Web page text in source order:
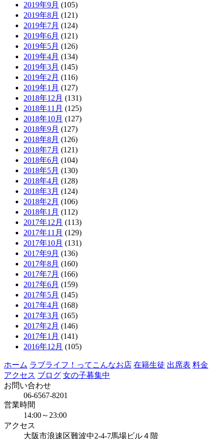
2019年9月 (105)
2019年8月 (121)
2019年7月 (124)
2019年6月 (121)
2019年5月 (126)
2019年4月 (134)
2019年3月 (145)
2019年2月 (116)
2019年1月 (127)
2018年12月 (131)
2018年11月 (125)
2018年10月 (127)
2018年9月 (127)
2018年8月 (126)
2018年7月 (121)
2018年6月 (104)
2018年5月 (130)
2018年4月 (128)
2018年3月 (124)
2018年2月 (106)
2018年1月 (112)
2017年12月 (113)
2017年11月 (129)
2017年10月 (131)
2017年9月 (136)
2017年8月 (160)
2017年7月 (166)
2017年6月 (159)
2017年5月 (145)
2017年4月 (168)
2017年3月 (165)
2017年2月 (146)
2017年1月 (141)
2016年12月 (105)
ホーム ラブライフ！ってこんなお店 在籍生徒 出席表 料金
アクセス ブログ 女の子募集中
お問い合わせ
06-6567-8201
営業時間
14:00～23:00
アクセス
大阪市浪速区難波中2-4-7馬場ビル４階